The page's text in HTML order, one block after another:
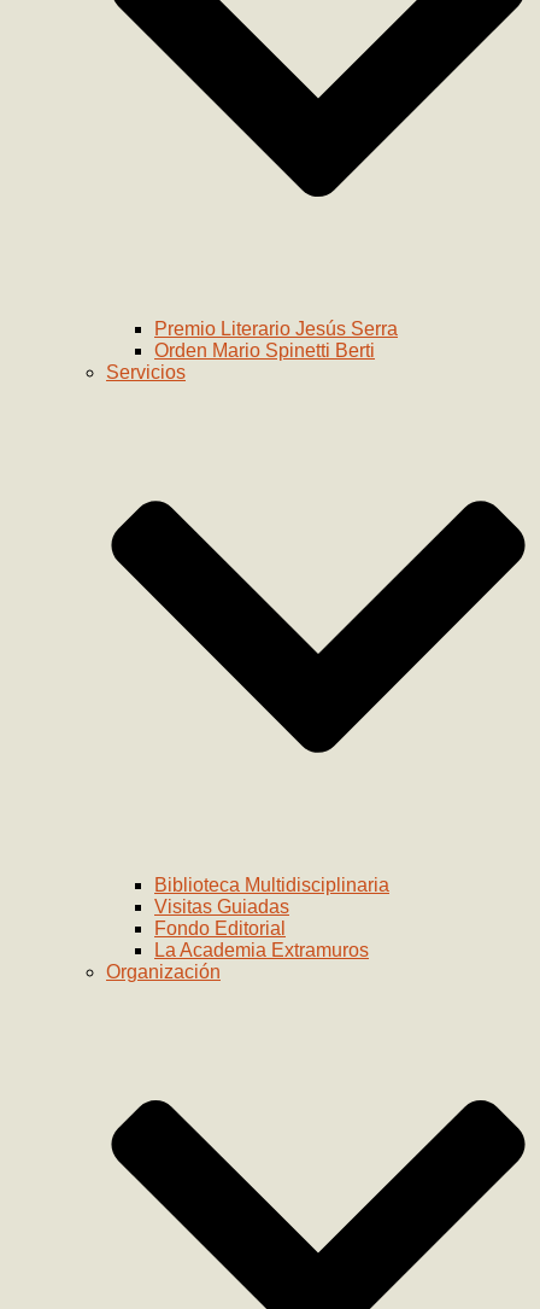
Premio Literario Jesús Serra
Orden Mario Spinetti Berti
Servicios
Biblioteca Multidisciplinaria
Visitas Guiadas
Fondo Editorial
La Academia Extramuros
Organización